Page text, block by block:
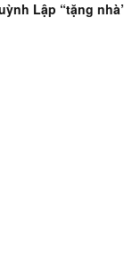
Lập “tặng